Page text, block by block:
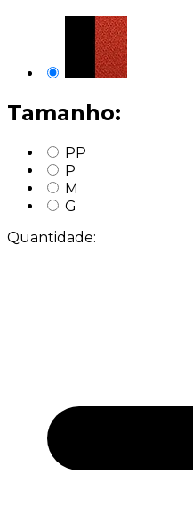
Tamanho:
PP
P
M
G
Quantidade: